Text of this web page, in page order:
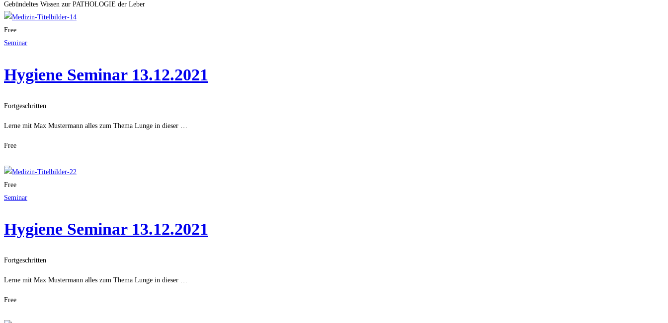
Gebündeltes Wissen zur PATHOLOGIE der Leber
Free
Seminar
Hygiene Seminar 13.12.2021
Fortgeschritten
Lerne mit Max Mustermann alles zum Thema Lunge in dieser …
Free
Free
Seminar
Hygiene Seminar 13.12.2021
Fortgeschritten
Lerne mit Max Mustermann alles zum Thema Lunge in dieser …
Free